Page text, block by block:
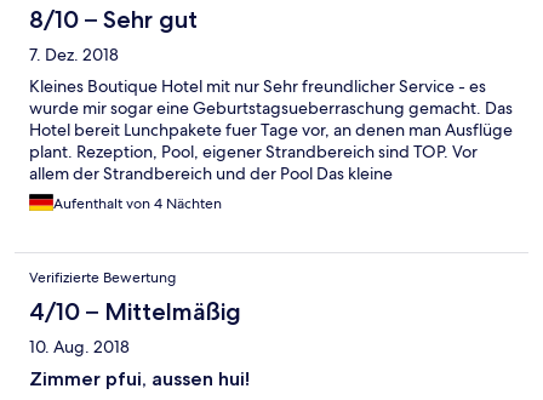
8/10 – Sehr gut
7. Dez. 2018
Kleines Boutique Hotel mit nur Sehr freundlicher Service - es
wurde mir sogar eine Geburtstagsueberraschung gemacht. Das
Hotel bereit Lunchpakete fuer Tage vor, an denen man Ausflüge
plant. Rezeption, Pool, eigener Strandbereich sind TOP. Vor
allem der Strandbereich und der Pool Das kleine
Standardzimmer ist ausreichend und verfügt ueber eine
Aufenthalt von 4 Nächten
Verifizierte Bewertung
4/10 – Mittelmäßig
10. Aug. 2018
Zimmer pfui, aussen hui!